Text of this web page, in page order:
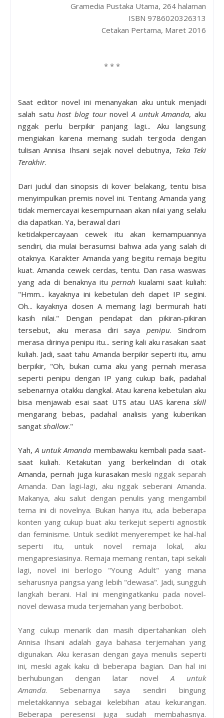
Gramedia Pustaka Utama, 264 halaman
ISBN 9786020326313
Cetakan Pertama, Maret 2016
* * *
Saat editor novel ini menanyakan aku untuk menjadi
salah satuhost blog tournovelA untuk Amanda, aku
nggak perlu berpikir panjang lagi... Aku langsung
mengiakan karena memang sudah tergoda dengan
tulisan Annisa Ihsani sejak novel debutnya, Teka Teki
Terakhir.
Dari judul dan sinopsis di kover belakang, tentu bisa
menyimpulkan premis novel ini. Tentang Amanda yang
tidak memercayai kesempurnaan akan nilai yang selalu
dia dapatkan. Ya, berawal dari
ketidakpercayaan cewek itu akan kemampuannya
sendiri, dia mulai berasumsi bahwa ada yang salah di
otaknya. Karakter Amanda yang begitu remaja begitu
kuat. Amanda cewek cerdas, tentu. Dan rasa waswas
yang ada di benaknya itu pernah kualami saat kuliah:
"Hmm... kayaknya ini kebetulan deh dapet IP segini.
Oh... kayaknya dosen A memang lagi bermurah hati
kasih nilai." Dengan pendapat dan pikiran-pikiran
tersebut, aku merasa diri sayapenipu. Sindrom
merasa dirinya penipu itu... sering kali aku rasakan saat
kuliah. Jadi, saat tahu Amanda berpikir seperti itu, amu
berpikir, "Oh, bukan cuma aku yang pernah merasa
seperti penipu dengan IP yang cukup baik, padahal
sebenarnya otakku dangkal. Atau karena kebetulan aku
bisa menjawab esai saat UTS atau UAS karena skill
mengarang bebas, padahal analisis yang kuberikan
sangat shallow."
Yah,A untuk Amanda membawaku kembali pada saat-
saat kuliah. Ketakutan yang berkelindan di otak
Amanda, pernah juga kurasakan meski nggak separah
Amanda. Dan lagi-lagi, aku nggak seberani Amanda.
Makanya, aku salut dengan penulis yang mengambil
tema ini di novelnya. Bukan hanya itu, ada beberapa
konten yang cukup buat aku terkejut seperti agnostik
dan feminisme. Untuk sedikit menyerempet ke hal-hal
seperti itu, untuk novel remaja lokal, aku
mengapresiasinya. Remaja memang rentan, tapi sekali
lagi, novel ini berlogo "Young Adult" yang mana
seharusnya pangsa yang lebih "dewasa". Jadi, sungguh
langkah berani. Hal ini mengingatkanku pada novel-
novel dewasa muda terjemahan yang berbobot.
Yang cukup menarik dan masih dipertahankan oleh
Annisa Ihsani adalah gaya bahasa terjemahan yang
digunakan. Aku kerasan dengan gaya menulis seperti
ini, meski agak kaku di beberapa bagian. Dan hal ini
berhubungan dengan latar novel A untuk
Amanda.Sebenarnya saya sendiri bingung
meletakkannya sebagai kelebihan atau kekurangan.
Beberapa peresensi juga sudah membahasnya.